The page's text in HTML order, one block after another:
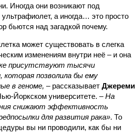
Иногда они возникают под
а иногда… это просто
бьются над загадкой почему.
может существовать в слегка
изменениям внутри неё – и она
присутствуют тысячи
позволила бы ему
в геноме, – рассказывает Джереми
Йоркском университете. – На
снижают эффективность
для развития рака». То
вы ни проводили, как бы ни